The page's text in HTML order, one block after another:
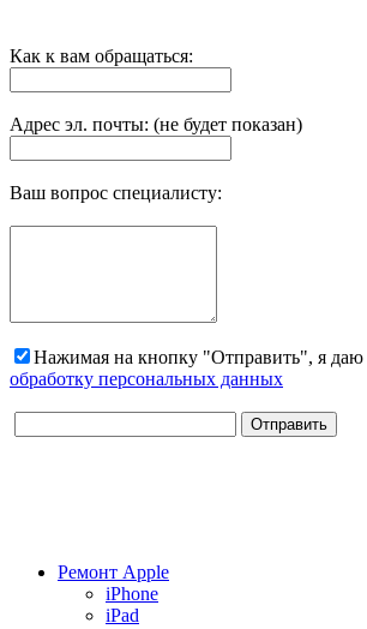
Как к вам обращаться:
Адрес эл. почты: (не будет показан)
Ваш вопрос специалисту:
Нажимая на кнопку "Отправить", я даю
обработку персональных данных
Ремонт Apple
iPhone
iPad